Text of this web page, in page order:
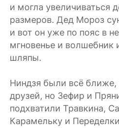
и могла увеличиваться
размеров. Дед Мороз
и вот он уже по пояс в
мгновенье и волшебник
шляпы.
Ниндзя были всё
друзей, но Зефир и
подхватили Травкина,
Карамельку и